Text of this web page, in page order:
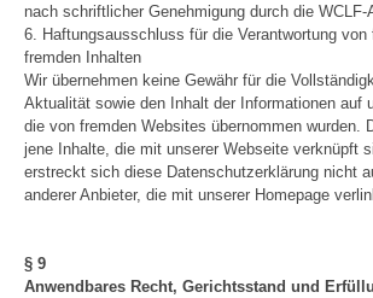
nach schriftlicher Genehmigung durch die WCLF-
6. Haftungsausschluss für die Verantwortung von
fremden Inhalten
Wir übernehmen keine Gewähr für die
Aktualität sowie den Inhalt der Informationen auf
die von fremden Websites übernommen wurden.
jene Inhalte, die mit unserer Webseite verknüpft
erstreckt sich diese Datenschutzerklärung nicht
anderer Anbieter, die mit unserer Homepage
§ 9
Anwendbares Recht, Gerichtsstand und